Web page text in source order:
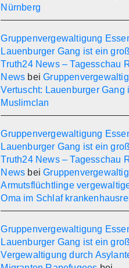
Nürnberg
Gruppenvergewaltigung
Lauenburger Gang ist ein
Truth24 News – Tagesschau
News bei
Vertuscht: Lauenburger Gang
Muslimclan
Gruppenvergewaltigung
Lauenburger Gang ist ein
Truth24 News – Tagesschau
News bei
Armutsflüchtlinge
Oma im Schlaf
Gruppenvergewaltigung
Lauenburger Gang ist ein
Vergewaltigung durch